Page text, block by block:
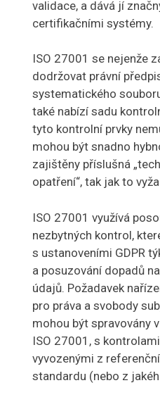
validace, a dává jí
certifikačními systémy.
ISO 27001 se nejenže
dodržovat právní
systematického
také nabízí sadu
tyto kontrolní prvky
mohou být snadno
zajištěny příslušná
opatření“, tak jak to
ISO 27001 využívá
nezbytných kontrol,
s ustanoveními GDPR
a posuzování dopadů
údajů. Požadavek
pro práva a svobody
mohou být spravovány
ISO 27001, s
vyvozenými z
standardu (nebo z